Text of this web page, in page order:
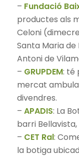
– Fundació
productes als
Celoni
Santa Maria
Antoni de
– GRUPDEM: té
mercat
divendres.
– APADIS: La
barri
– CET Ral:
la botiga